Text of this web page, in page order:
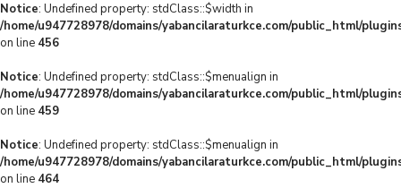
Notice: Undefined property: stdClass::$width in
/home/u947728978/domains/yabancilaraturkce.com/public_html/
on line 456
Notice: Undefined property: stdClass::$menualign in
/home/u947728978/domains/yabancilaraturkce.com/public_html/
on line 459
Notice: Undefined property: stdClass::$menualign in
/home/u947728978/domains/yabancilaraturkce.com/public_html/
on line 464